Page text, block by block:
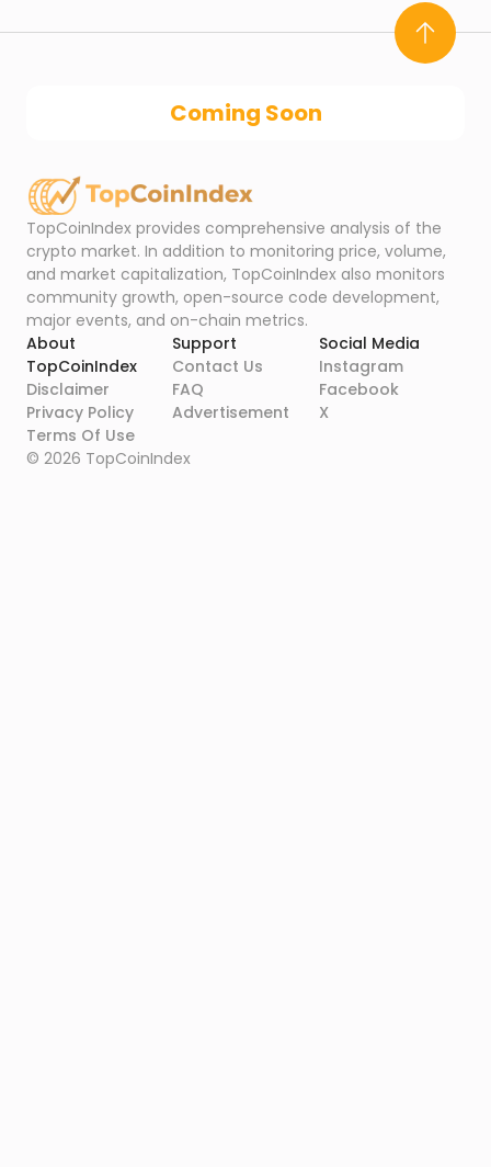
Coming Soon
TopCoinIndex provides comprehensive analysis of the
crypto market. In addition to monitoring price, volume,
and market capitalization, TopCoinIndex also monitors
community growth, open-source code development,
major events, and on-chain metrics.
About
TopCoinIndex
Disclaimer
Privacy Policy
Terms Of Use
Support
Contact Us
FAQ
Advertisement
Social Media
Instagram
Facebook
X
© 2026 TopCoinIndex